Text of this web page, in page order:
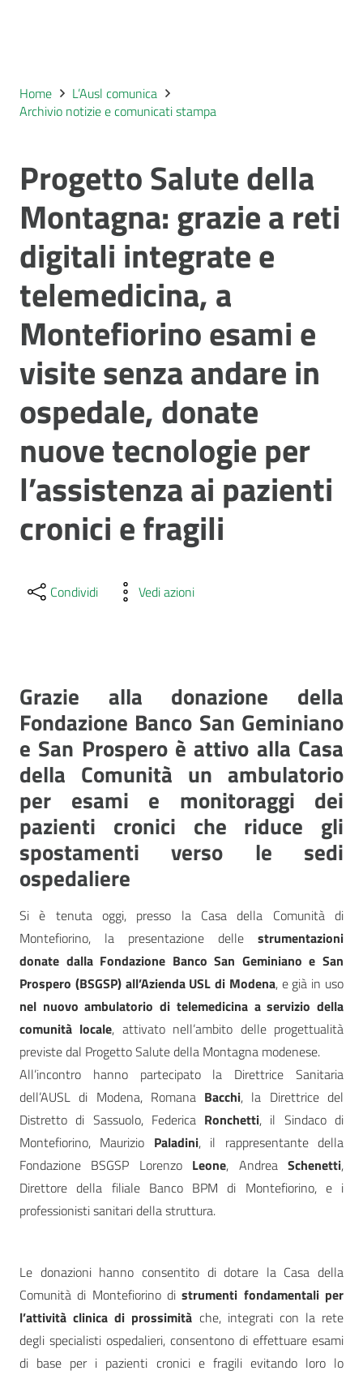
Home
L’Ausl comunica
Archivio notizie e comunicati stampa
Progetto Salute della
Montagna: grazie a reti
digitali integrate e
telemedicina, a
Montefiorino esami e
visite senza andare in
ospedale, donate
nuove tecnologie per
l’assistenza ai pazienti
cronici e fragili
Condividi Vedi azioni
Grazie alla donazione della
Fondazione Banco San Geminiano
e San Prospero è attivo alla Casa
della Comunità un ambulatorio
per esami e monitoraggi dei
pazienti cronici che riduce gli
spostamenti verso le sedi
ospedaliere
Si è tenuta oggi, presso la Casa della Comunità di
Montefiorino, la presentazione delle strumentazioni
donate dalla Fondazione Banco San Geminiano e San
Prospero (BSGSP) all’Azienda USL di Modena, e già in uso
nel nuovo ambulatorio di telemedicina a servizio della
comunità locale, attivato nell’ambito delle progettualità
previste dal Progetto Salute della Montagna modenese.
All’incontro hanno partecipato la Direttrice Sanitaria
dell’AUSL di Modena, Romana Bacchi, la Direttrice del
Distretto di Sassuolo, Federica Ronchetti, il Sindaco di
Montefiorino, Maurizio Paladini, il rappresentante della
Fondazione BSGSP Lorenzo Leone, AndreaSchenetti,
Direttore della filiale Banco BPM di Montefiorino, e i
professionisti sanitari della struttura.
Le donazioni hanno consentito di dotare la Casa della
Comunità di Montefiorino distrumenti fondamentali per
l’attività clinica di prossimità che, integrati con la rete
degli specialisti ospedalieri, consentono di effettuare esami
di base per i pazienti cronici e fragili evitando loro lo